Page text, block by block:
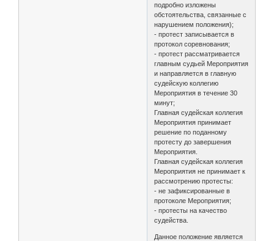
подробно изложены
обстоятельства, связанные с
нарушением положения);
- протест записывается в
протокол соревнования;
- протест рассматривается
главным судьей Мероприятия
и направляется в главную
судейскую коллегию
Мероприятия в течение 30
минут;
Главная судейская коллегия
Мероприятия принимает
решение по поданному
протесту до завершения
Мероприятия.
Главная судейская коллегия
Мероприятия не принимает к
рассмотрению протесты:
- не зафиксированные в
протоколе Мероприятия;
- протесты на качество
судейства.
Данное положение является